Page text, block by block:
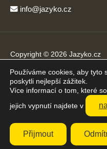
info@jazyko.cz
Copyright © 2026 Jazyko.cz
Online kurzy angličtiny s
20 minut denně.
Přijímáme platby online
Používáme cookies, aby tyto
poskytli nejlepší zážitek.
Více informací o tom, které
jejich vypnutí najdete v
Přijmout